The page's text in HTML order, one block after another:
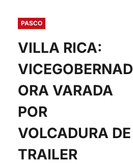
PASCO
VILLA RICA:
VICEGOBERNAD
ORA VARADA
POR
VOLCADURA DE
TRAILER